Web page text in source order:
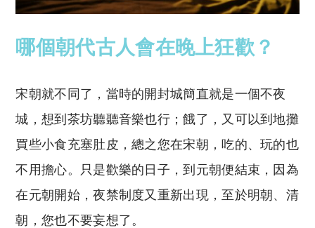
哪個朝代古人會在晚上狂歡？
宋朝就不同了，當時的開封城簡直就是一個不夜
城，想到茶坊聽聽音樂也行；餓了，又可以到地攤
買些小食充塞肚皮，總之您在宋朝，吃的、玩的也
不用擔心。只是歡樂的日子，到元朝便結束，因為
在元朝開始，夜禁制度又重新出現，至於明朝、清
朝，您也不要妄想了。